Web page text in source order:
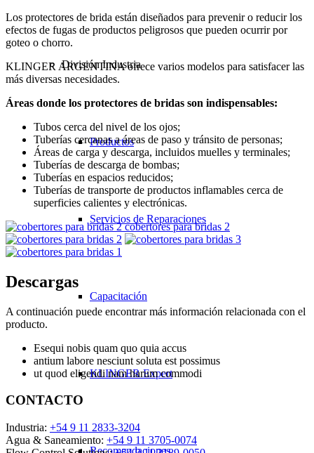
División Industria
Productos
Servicios de Reparaciones
Capacitación
KLINGER Expert
Recomendaciones
Los protectores de brida están diseñados para prevenir o reducir los
efectos de fugas de productos peligrosos que pueden ocurrir por
goteo o chorro.
KLINGER ARGENTINA ofrece varios modelos para satisfacer las
más diversas necesidades.
Áreas donde los protectores de bridas son indispensables:
Tubos cerca del nivel de los ojos;
Tuberías cercanas a áreas de paso y tránsito de personas;
Áreas de carga y descarga, incluidos muelles y terminales;
Tuberías de descarga de bombas;
Tuberías en espacios reducidos;
Tuberías de transporte de productos inflamables cerca de
superficies calientes y electrónicas.
cobertores para bridas 2
Descargas
A continuación puede encontrar más información relacionada con el
producto.
Esequi nobis quam quo quia accus
antium labore nesciunt soluta est possimus
ut quod eligendi nam harum commodi
CONTACTO
Industria: +54 9 11 2833-3204
Agua & Saneamiento: +54 9 11 3705-0074